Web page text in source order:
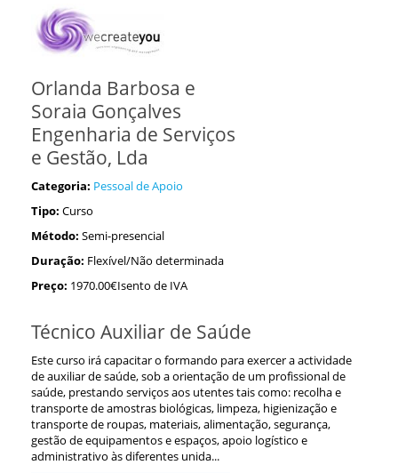
Orlanda Barbosa e
Soraia Gonçalves
Engenharia de Serviços
e Gestão, Lda
Categoria: Pessoal de Apoio
Tipo: Curso
Método: Semi-presencial
Duração: Flexível/Não determinada
Preço: 1970.00€Isento de IVA
Técnico Auxiliar de Saúde
Este curso irá capacitar o formando para exercer a actividade
de auxiliar de saúde, sob a orientação de um profissional de
saúde, prestando serviços aos utentes tais como: recolha e
transporte de amostras biológicas, limpeza, higienização e
transporte de roupas, materiais, alimentação, segurança,
gestão de equipamentos e espaços, apoio logístico e
administrativo às diferentes unida...